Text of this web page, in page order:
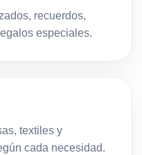
recuerdos,
especiales.
textiles y
cada necesidad.